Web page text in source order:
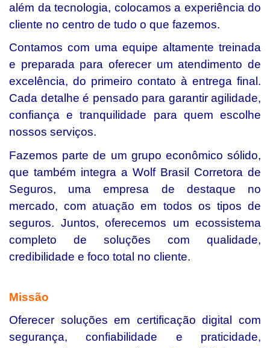
além da tecnologia, colocamos a experiência do
cliente no centro de tudo o que fazemos.
Contamos com uma equipe altamente treinada
e preparada para oferecer um atendimento de
excelência, do primeiro contato à entrega final.
Cada detalhe é pensado para garantir agilidade,
confiança e tranquilidade para quem escolhe
nossos serviços.
Fazemos parte de um grupo econômico sólido,
que também integra a Wolf Brasil Corretora de
Seguros, uma empresa de destaque no
mercado, com atuação em todos os tipos de
seguros. Juntos, oferecemos um ecossistema
completo de soluções com qualidade,
credibilidade e foco total no cliente.
Missão
Oferecer soluções em certificação digital com
segurança, confiabilidade e praticidade,